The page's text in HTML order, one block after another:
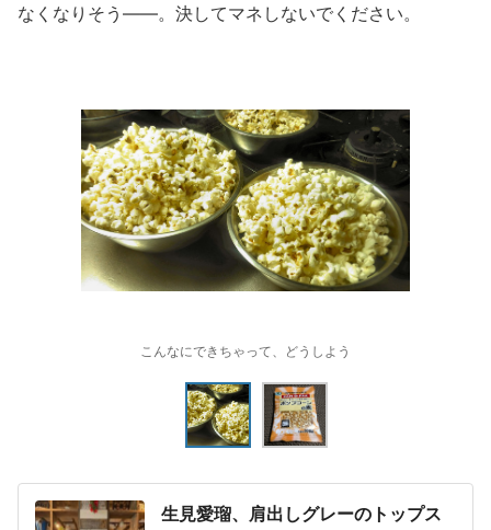
なくなりそう――。決してマネしないでください。
こんなにできちゃって、どうしよう
生見愛瑠、肩出しグレーのトップス